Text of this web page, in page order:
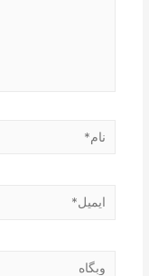
نام*
ایمیل*
وبگاه